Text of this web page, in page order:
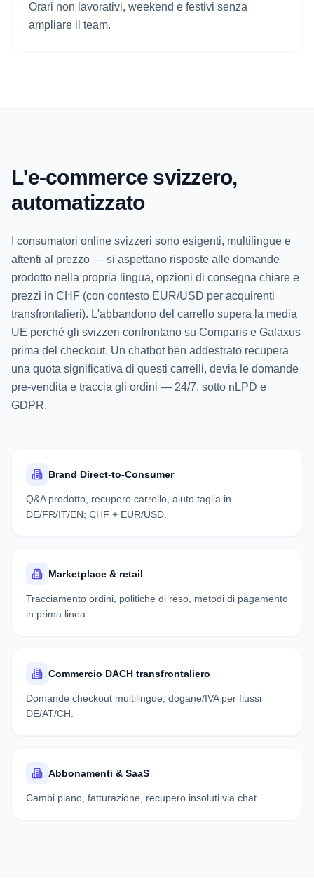
Orari non lavorativi, weekend e festivi senza
ampliare il team.
L'e-commerce svizzero,
automatizzato
I consumatori online svizzeri sono esigenti, multilingue e
attenti al prezzo — si aspettano risposte alle domande
prodotto nella propria lingua, opzioni di consegna chiare e
prezzi in CHF (con contesto EUR/USD per acquirenti
transfrontalieri). L'abbandono del carrello supera la media
UE perché gli svizzeri confrontano su Comparis e Galaxus
prima del checkout. Un chatbot ben addestrato recupera
una quota significativa di questi carrelli, devia le domande
pre-vendita e traccia gli ordini — 24/7, sotto nLPD e
GDPR.
Brand Direct-to-Consumer
Q&A prodotto, recupero carrello, aiuto taglia in
DE/FR/IT/EN; CHF + EUR/USD.
Marketplace & retail
Tracciamento ordini, politiche di reso, metodi di pagamento
in prima linea.
Commercio DACH transfrontaliero
Domande checkout multilingue, dogane/IVA per flussi
DE/AT/CH.
Abbonamenti & SaaS
Cambi piano, fatturazione, recupero insoluti via chat.